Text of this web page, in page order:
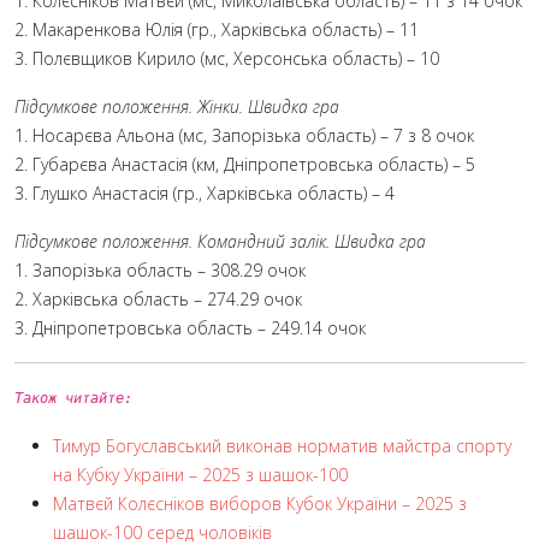
2. Макаренкова Юлія (гр., Харківська область) – 11
3. Полєвщиков Кирило (мс, Херсонська область) – 10
Підсумкове положення. Жінки. Швидка гра
1. Носарєва Альона (мс, Запорізька область) – 7 з 8 очок
2. Губарєва Анастасія (км, Дніпропетровська область) – 5
3. Глушко Анастасія (гр., Харківська область) – 4
Підсумкове положення. Командний залік. Швидка гра
1. Запорізька область – 308.29 очок
2. Харківська область – 274.29 очок
3. Дніпропетровська область – 249.14 очок
Також читайте:
Тимур Богуславський виконав норматив майстра спорту
на Кубку України – 2025 з шашок-100
Матвєй Колєсніков виборов Кубок України – 2025 з
шашок-100 серед чоловіків